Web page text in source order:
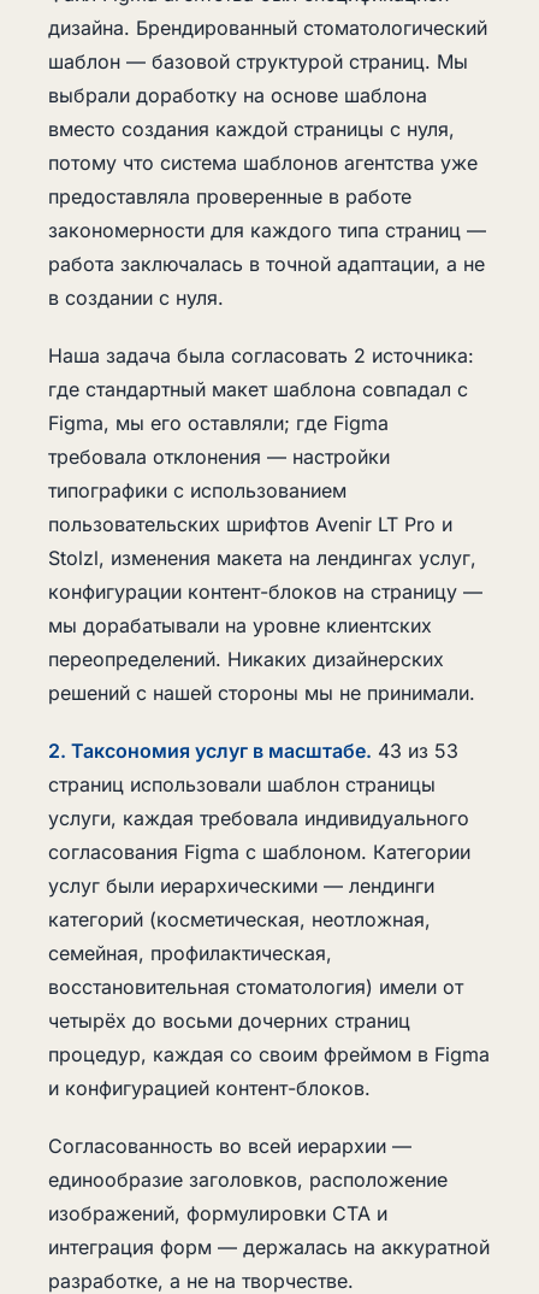
дизайна. Брендированный стоматологический
шаблон — базовой структурой страниц. Мы
выбрали доработку на основе шаблона
вместо создания каждой страницы с нуля,
потому что система шаблонов агентства уже
предоставляла проверенные в работе
закономерности для каждого типа страниц —
работа заключалась в точной адаптации, а не
в создании с нуля.
Наша задача была согласовать 2 источника:
где стандартный макет шаблона совпадал с
Figma, мы его оставляли; где Figma
требовала отклонения — настройки
типографики с использованием
пользовательских шрифтов Avenir LT Pro и
Stolzl, изменения макета на лендингах услуг,
конфигурации контент-блоков на страницу —
мы дорабатывали на уровне клиентских
переопределений. Никаких дизайнерских
решений с нашей стороны мы не принимали.
2. Таксономия услуг в масштабе. 43 из 53
страниц использовали шаблон страницы
услуги, каждая требовала индивидуального
согласования Figma с шаблоном. Категории
услуг были иерархическими — лендинги
категорий (косметическая, неотложная,
семейная, профилактическая,
восстановительная стоматология) имели от
четырёх до восьми дочерних страниц
процедур, каждая со своим фреймом в Figma
и конфигурацией контент-блоков.
Согласованность во всей иерархии —
единообразие заголовков, расположение
изображений, формулировки CTA и
интеграция форм — держалась на аккуратной
разработке, а не на творчестве.